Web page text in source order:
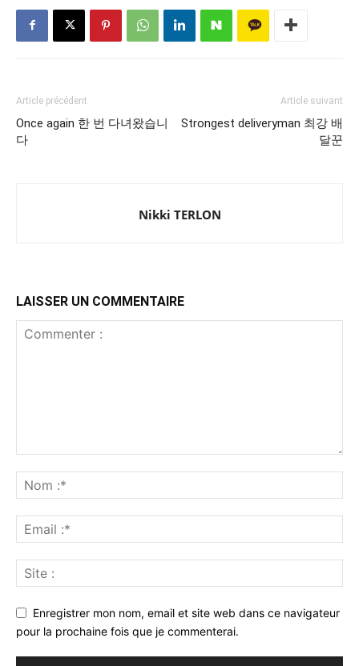
Article précédent
Once again 한 번 다녀왔습니
다
Article suivant
Strongest deliveryman 최강 배
달꾼
Nikki TERLON
LAISSER UN COMMENTAIRE
Enregistrer mon nom, email et site web dans ce navigateur
pour la prochaine fois que je commenterai.